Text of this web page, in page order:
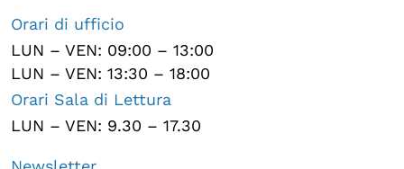
Orari di ufficio
LUN – VEN: 09:00 – 13:00
LUN – VEN: 13:30 – 18:00
Orari Sala di Lettura
LUN – VEN: 9.30 – 17.30